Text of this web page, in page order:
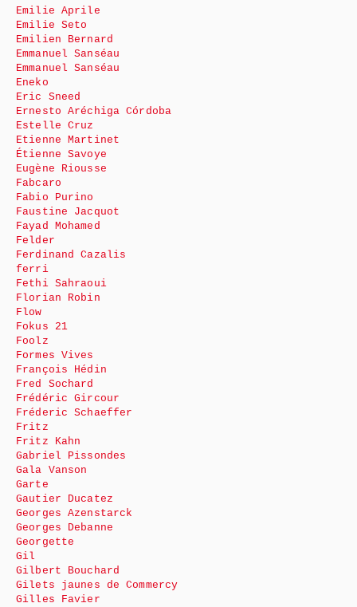
Emilie Aprile
Emilie Seto
Emilien Bernard
Emmanuel Sanséau
Emmanuel Sanséau
Eneko
Eric Sneed
Ernesto Aréchiga Córdoba
Estelle Cruz
Etienne Martinet
Étienne Savoye
Eugène Riousse
Fabcaro
Fabio Purino
Faustine Jacquot
Fayad Mohamed
Felder
Ferdinand Cazalis
ferri
Fethi Sahraoui
Florian Robin
Flow
Fokus 21
Foolz
Formes Vives
François Hédin
Fred Sochard
Frédéric Gircour
Fréderic Schaeffer
Fritz
Fritz Kahn
Gabriel Pissondes
Gala Vanson
Garte
Gautier Ducatez
Georges Azenstarck
Georges Debanne
Georgette
Gil
Gilbert Bouchard
Gilets jaunes de Commercy
Gilles Favier